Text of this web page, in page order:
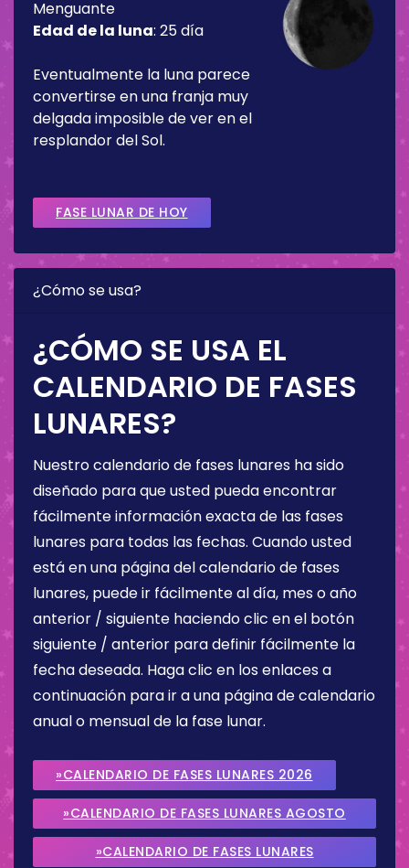
Menguante
Edad de la luna: 25 día
Eventualmente la luna parece
convertirse en una franja muy
delgada imposible de ver en el
resplandor del Sol.
FASE LUNAR DE HOY
¿Cómo se usa?
¿CÓMO SE USA EL
CALENDARIO DE FASES
LUNARES?
Nuestro calendario de fases lunares ha sido
diseñado para que usted pueda encontrar
fácilmente información exacta de las fases
lunares para todas las fechas. Cuando usted
está en una página del calendario de fases
lunares, puede ir fácilmente al día, mes o año
anterior / siguiente haciendo clic en el botón
siguiente / anterior para definir fácilmente la
fecha deseada. Haga clic en los enlaces a
continuación para ir a una página de calendario
anual o mensual de la fase lunar.
»CALENDARIO DE FASES LUNARES 2026
»CALENDARIO DE FASES LUNARES AGOSTO
2026
»CALENDARIO DE FASES LUNARES